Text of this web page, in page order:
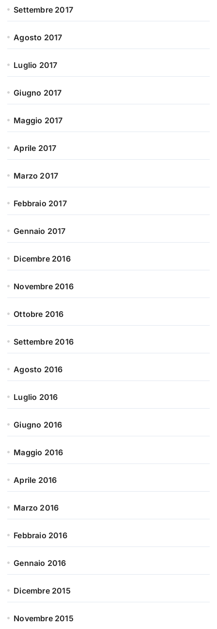
Settembre 2017
Agosto 2017
Luglio 2017
Giugno 2017
Maggio 2017
Aprile 2017
Marzo 2017
Febbraio 2017
Gennaio 2017
Dicembre 2016
Novembre 2016
Ottobre 2016
Settembre 2016
Agosto 2016
Luglio 2016
Giugno 2016
Maggio 2016
Aprile 2016
Marzo 2016
Febbraio 2016
Gennaio 2016
Dicembre 2015
Novembre 2015